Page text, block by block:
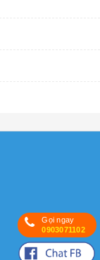
Gọi ngay
0903071102